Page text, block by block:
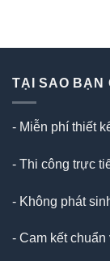
TẠI SAO BẠN
- Miễn phí thiết
- Thi công trực
- Không phát
- Cam kết